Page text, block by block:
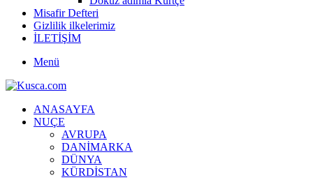
Misafir Defteri
Gizlilik ilkelerimiz
İLETİŞİM
Menü
ANASAYFA
NUÇE
AVRUPA
DANİMARKA
DÜNYA
KÜRDİSTAN